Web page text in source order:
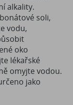
alkality.
soli,
vodu,
oko
lékařské
omyjte vodou.
jako